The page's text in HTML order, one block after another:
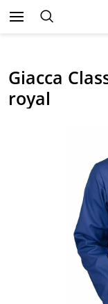
Giacca
royal